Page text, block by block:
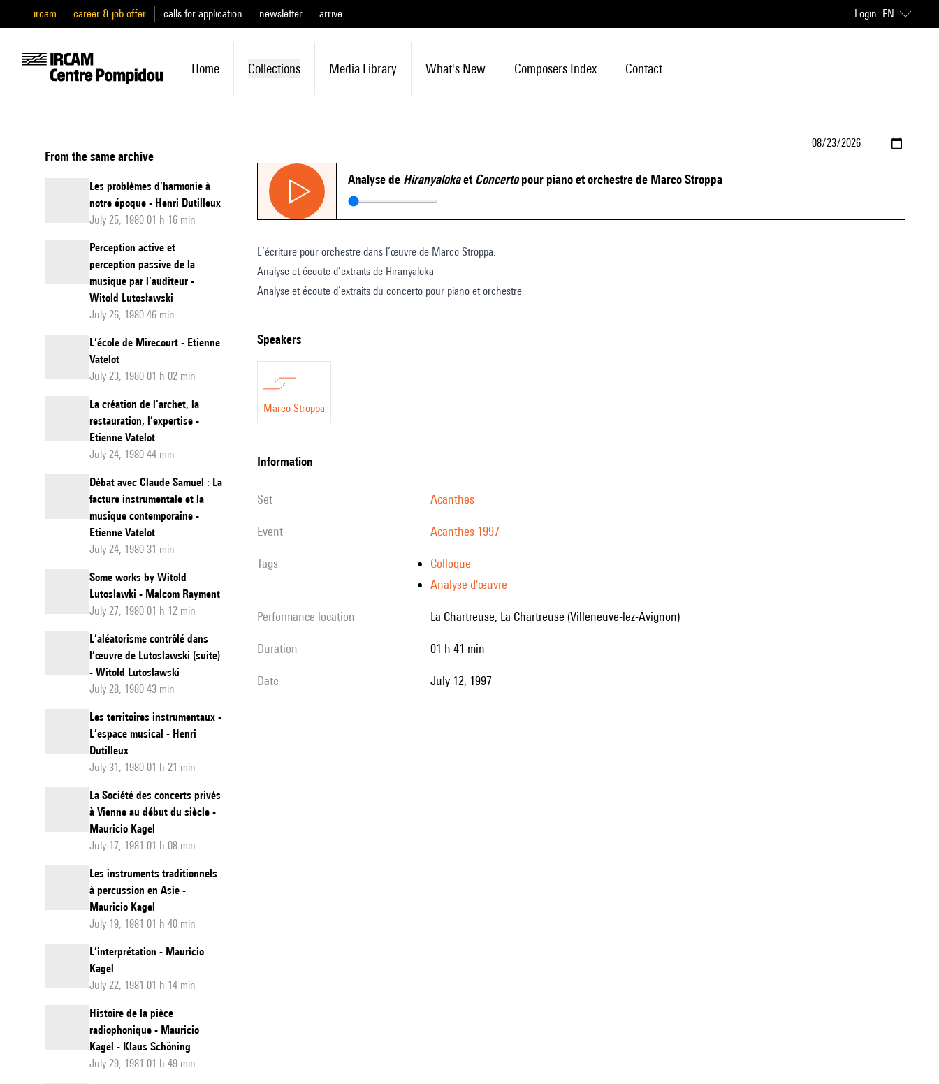
ircam career & job offer calls for application newsletter arrive Login EN
Home Collections Media Library What's New Composers Index Contact
From the same archive
Les problèmes d’harmonie à
notre époque - Henri Dutilleux
July 25, 1980 01 h 16 min
Perception active et
perception passive de la
musique par l’auditeur -
Witold Lutosławski
July 26, 1980 46 min
L’école de Mirecourt - Etienne
Vatelot
July 23, 1980 01 h 02 min
La création de l’archet, la
restauration, l’expertise -
Etienne Vatelot
July 24, 1980 44 min
Débat avec Claude Samuel : La
facture instrumentale et la
musique contemporaine -
Etienne Vatelot
July 24, 1980 31 min
Some works by Witold
Lutoslawki - Malcom Rayment
July 27, 1980 01 h 12 min
L’aléatorisme contrôlé dans
l’œuvre de Lutoslawski (suite)
- Witold Lutosławski
July 28, 1980 43 min
Les territoires instrumentaux -
L’espace musical - Henri
Dutilleux
July 31, 1980 01 h 21 min
La Société des concerts privés
à Vienne au début du siècle -
Mauricio Kagel
July 17, 1981 01 h 08 min
Les instruments traditionnels
à percussion en Asie -
Mauricio Kagel
July 19, 1981 01 h 40 min
L’interprétation - Mauricio
Kagel
July 22, 1981 01 h 14 min
Histoire de la pièce
radiophonique - Mauricio
Kagel - Klaus Schöning
July 29, 1981 01 h 49 min
Analyse de HiranyalokaetConcertopour piano et orchestre de Marco Stroppa
L’écriture pour orchestre dans l’œuvre de Marco Stroppa.
Analyse et écoute d’extraits de Hiranyaloka
Analyse et écoute d’extraits du concerto pour piano et orchestre
speakers
Marco Stroppa
information
set Acanthes
event Acanthes 1997
Tags
Colloque
Analyse d'œuvre
performance location La Chartreuse, La Chartreuse (Villeneuve-lez-Avignon)
duration 01 h 41 min
date July 12, 1997